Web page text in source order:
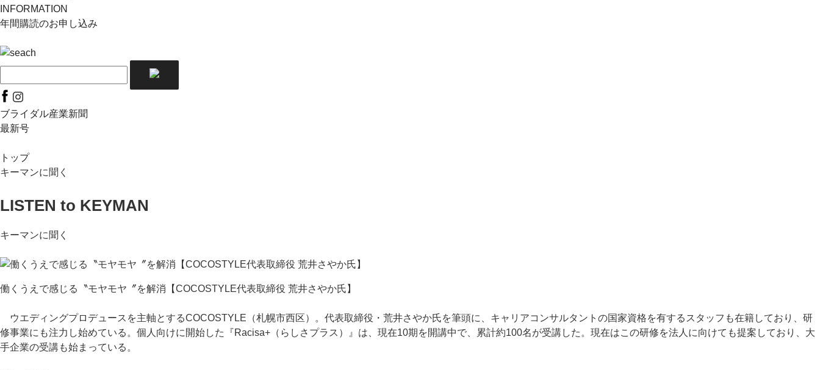
INFORMATION
年間購読のお申し込み
ブライダル産業新聞
最新号
トップ
キーマンに聞く
LISTEN to KEYMAN
キーマンに聞く
働くうえで感じる〝モヤモヤ〞を解消【COCOSTYLE代表取締役 荒井さやか氏】
ウエディングプロデュースを主軸とするCOCOSTYLE（札幌市西区）。代表取締役・荒井さやか氏を筆頭に、キャリアコンサルタントの国家資格を有するスタッフも在籍しており、研
修事業にも注力し始めている。個人向けに開始した『Racisa+（らしさプラス）』は、現在10期を開講中で、累計約100名が受講した。現在はこの研修を法人に向けても提案しており、大
手企業の受講も始まっている。